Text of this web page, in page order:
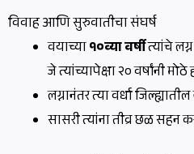
विवाह आणि सुरुवातीचा संघर्ष
वयाच्या१०व्या वर्षीत्यांचे
जे त्यांच्यापेक्षा २० वर्षांनी मोठे
लग्नानंतर त्या वर्धा
सासरी त्यांना तीव्र छळ सहन